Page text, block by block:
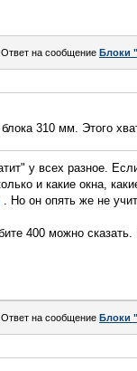
Ответ на сообщение Блоки
310 мм. Этого
у всех разное.
и какие окна,
. Но он опять же не
400 можно
Ответ на сообщение Блоки